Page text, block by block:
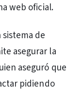
web oficial.
de
asegurar la
aseguró que
pidiendo